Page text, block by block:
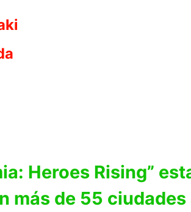
Heroes Rising”
más de 55